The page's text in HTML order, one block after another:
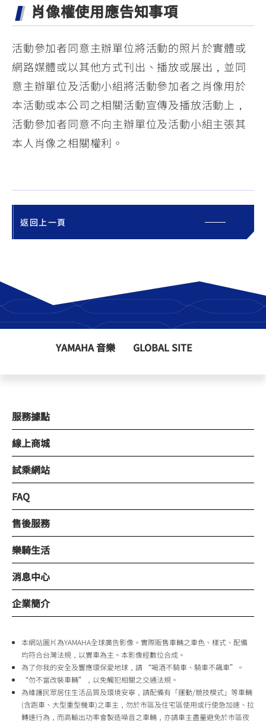
肖像權使用應告知事項
活動參加者同意主辦單位將活動的照片於實體或
網路媒體或以其他方式刊出、播放或展出，並同
意主辦單位及活動小組將活動參加者之肖像用於
本活動或本公司之相關活動宣傳及播放活動上，
活動參加者同意不向主辦單位及活動小組主張其
本人肖像之相關權利。
返回上一頁
YAMAHA 音樂 GLOBAL SITE
服務據點
線上商城
試乘網站
FAQ
售後服務
樂騎生活
消息中心
企業簡介
本網站圖片為YAMAHA全球廣告影像。實際販售車輛之車色、樣式、配備
均符合台灣法規，以實車為主。本影像經數位合成。
為了你我的安全及響應環保愛地球，請 “喝酒不騎車、騎車不飆車”。
“勿不當改裝車輛”，以免觸犯相關之交通法規。
為維護民眾居住生活品質及環境安寧，請配備有「運動/競技模式」等車輛
(含跑車、大型重型機車)之車主，勿於市區及住宅區使用或行使急加速、拉
轉速行為，而高輸出功率會製造噪音之車輛，亦請車主盡量避免於市區夜